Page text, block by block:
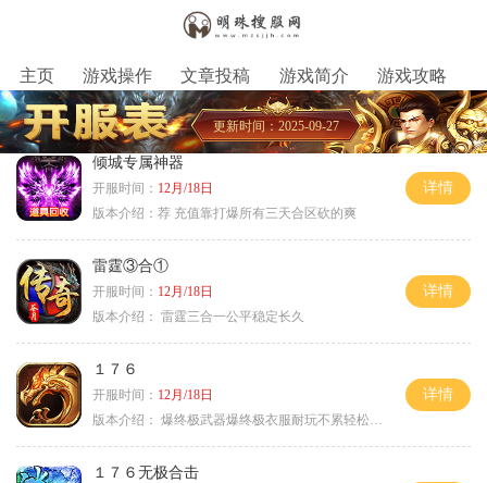
主页 游戏操作 文章投稿 游戏简介 游戏攻略
更新时间：2025-09-27
倾城专属神器
开服时间： 12月/18日
版本介绍： 荐 充值靠打爆所有三天合区砍的爽
详情
雷霆③合①
开服时间： 12月/18日
版本介绍： 雷霆三合一公平稳定长久
详情
１７６
开服时间： 12月/18日
版本介绍： 爆终极武器爆终极衣服耐玩不累轻松满级
详情
１７６无极合击